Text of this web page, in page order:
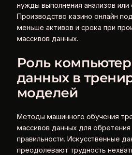
нужды выполнения анализов или
Производство казино онлайн
меньше активов и срока при
массивов данных.
Роль
данных в
моделей
Методы машинного обучения
массивов данных для обретения
правильности. Искусственные
преодолевают трудность